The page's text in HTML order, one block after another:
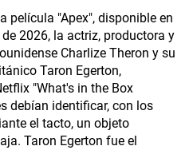
película "Apex", disponible en
2026, la actriz, productora y
Charlize Theron y su
Taron Egerton,
"What's in the Box
debían identificar, con los
el tacto, un objeto
Taron Egerton fue el